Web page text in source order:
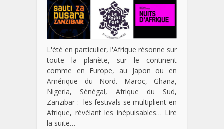
L'été en particulier, l'Afrique résonne sur
toute la planète, sur le continent
comme en Europe, au Japon ou en
Amérique du Nord. Maroc, Ghana,
Nigeria, Sénégal, Afrique du Sud,
Zanzibar : les festivals se multiplient en
Afrique, révélant les inépuisables… Lire
la suite…